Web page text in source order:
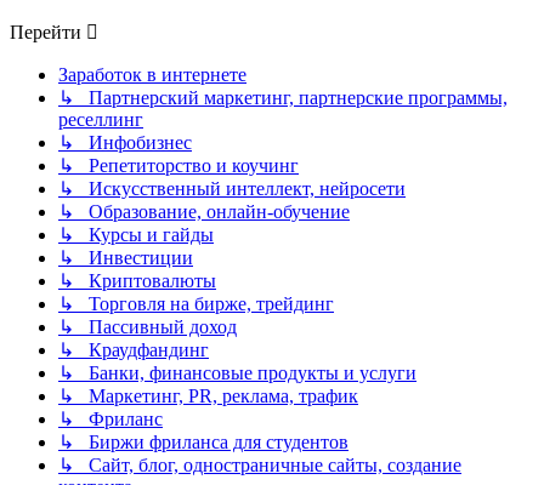
Перейти
Заработок в интернете
↳ Партнерский маркетинг, партнерские программы,
реселлинг
↳ Инфобизнес
↳ Репетиторство и коучинг
↳ Искусственный интеллект, нейросети
↳ Образование, онлайн-обучение
↳ Курсы и гайды
↳ Инвестиции
↳ Криптовалюты
↳ Торговля на бирже, трейдинг
↳ Пассивный доход
↳ Краудфандинг
↳ Банки, финансовые продукты и услуги
↳ Маркетинг, PR, реклама, трафик
↳ Фриланс
↳ Биржи фриланса для студентов
↳ Сайт, блог, одностраничные сайты, создание